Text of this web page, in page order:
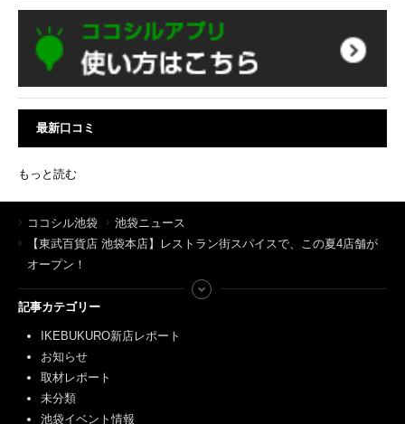
最新口コミ
もっと読む
ココシル池袋
池袋ニュース
【東武百貨店 池袋本店】レストラン街スパイスで、この夏4店舗が
オープン！
記事カテゴリー
IKEBUKURO新店レポート
お知らせ
取材レポート
未分類
池袋イベント情報